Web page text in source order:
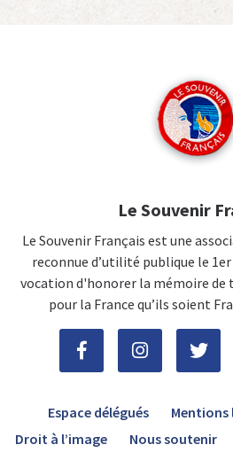
Le Souvenir
Le Souvenir Français est une
reconnue d’utilité publique le
vocation d'honorer la mémoire de
pour la France qu’ils soient
Espace délégués Mentions
Droit à l’image
Nous soutenir